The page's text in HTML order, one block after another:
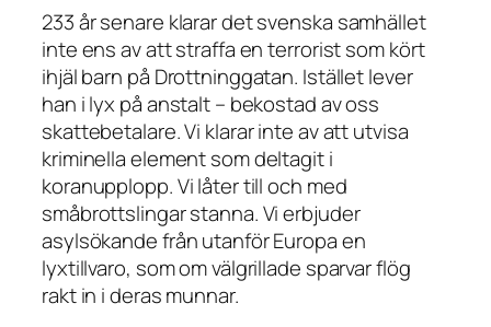
233 år senare klarar det svenska samhället
inte ens av att straffa en terrorist som kört
ihjäl barn på Drottninggatan. Istället lever
han i lyx på anstalt – bekostad av oss
skattebetalare. Vi klarar inte av att utvisa
kriminella element som deltagit i
koranupplopp. Vi låter till och med
småbrottslingar stanna. Vi erbjuder
asylsökande från utanför Europa en
lyxtillvaro, som om välgrillade sparvar flög
rakt in i deras munnar.